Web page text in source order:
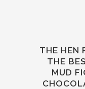
THE HEN
THE
MUD